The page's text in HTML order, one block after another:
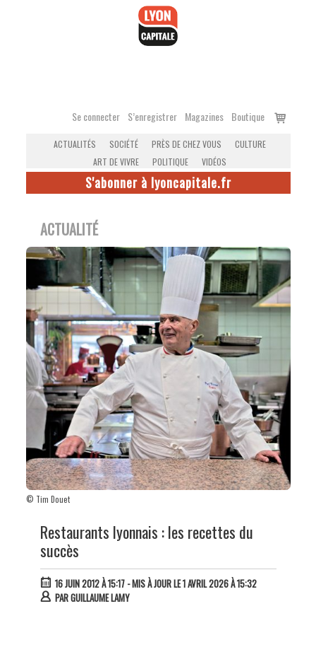
Se connecter S’enregistrer Magazines Boutique
Voir
ACTUALITÉS SOCIÉTÉ PRÈS DE CHEZ VOUS
CULTURE
ART DE VIVRE
POLITIQUE VIDÉOS
S'abonner à lyoncapitale.fr
ACTUALITÉ
© Tim Douet
Restaurants lyonnais : les recettes du
succès
16 JUIN 2012 À 15:17- MIS À JOUR LE 1 AVRIL 2026 À 15:32
PARGUILLAUME LAMY